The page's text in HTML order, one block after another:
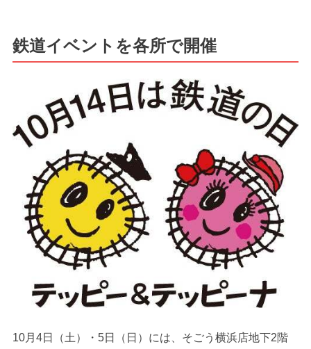
鉄道イベントを各所で開催
10月4日（土）・5日（日）には、そごう横浜店地下2階